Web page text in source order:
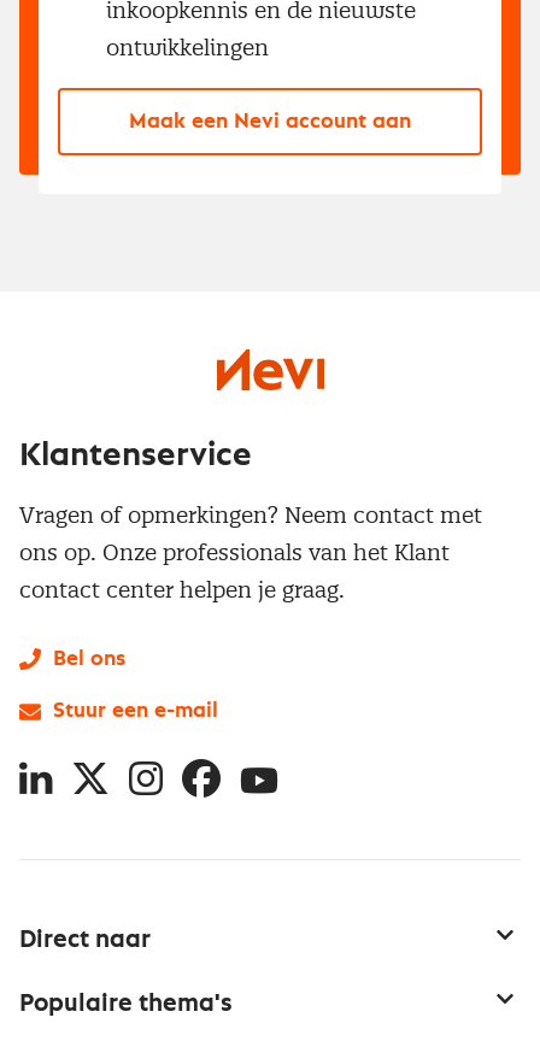
inkoopkennis en de nieuwste
ontwikkelingen
Maak een Nevi account aan
Direct naar
Populaire thema's
Klantenservice
Vragen of opmerkingen? Neem contact met
ons op. Onze professionals van het Klant
contact center helpen je graag.
Bel ons
Stuur een e-mail
LinkedIn
X InstagramFacebookYouTube